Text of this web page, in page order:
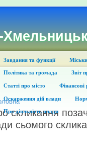
Завдання та функції
Політика та громада Звіт
Статті про місто Фінансові
Оскарження дій влади
Про діяльність влади
скликання
сьомого